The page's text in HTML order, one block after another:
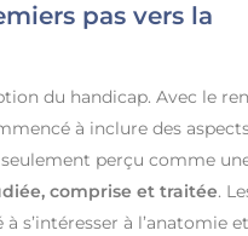
pas vers la
du handicap. Avec le
à inclure des
perçu comme
comprise et traitée.
s’intéresser à l’anatomie